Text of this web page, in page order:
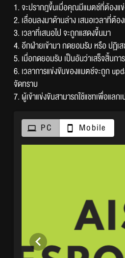
1. จะปรากฎขึ้นเมื่อคุณมีแมตช์ที่ต้องแ
2. เลื่อนลงมาด้านล่าง เสนอเวลาที่ต้อ
3. เวลาที่เสนอไป จะถูกแสดงขึ้นมา
4. อีกฝ่ายเข้ามา กดยอมรับ หรือ ปฏิเ
5. เมื่อกดยอมรับ เป็นอันว่าเสร็จสิ้นกา
6. เวลาการแข่งขันของแมตช์จะถูก
จัดทราบ
7. ผู้เข้าแข่งขันสามารถใช้แชทเพื่อแล
PC Mobile